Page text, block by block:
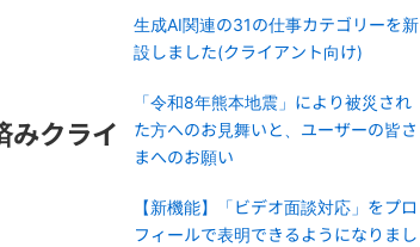
みクライ
生成AI関連の31の仕事カテゴリーを新
設しました(クライアント向け)
「令和8年熊本地震」により被災され
た方へのお見舞いと、ユーザーの皆さ
まへのお願い
【新機能】「ビデオ面談対応」をプロ
フィールで表明できるようになりまし